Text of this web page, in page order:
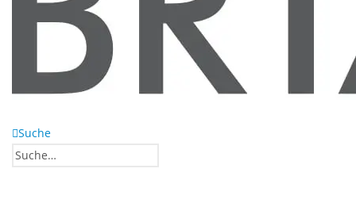
Suche